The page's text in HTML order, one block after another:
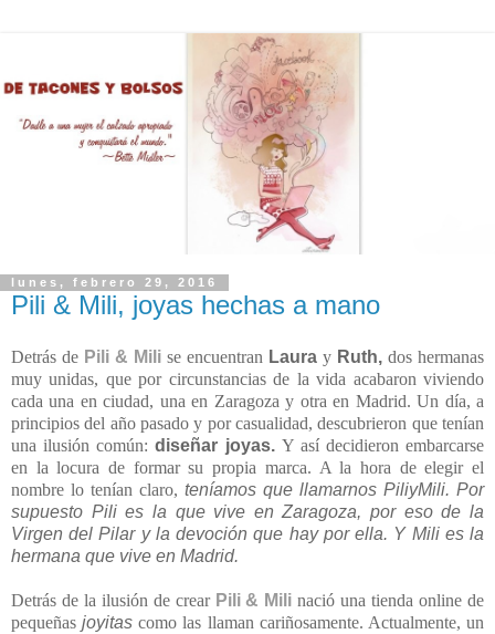
lunes, febrero 29, 2016
Pili & Mili, joyas hechas a mano
Detrás de Pili & Mili se encuentran Laura y Ruth, dos hermanas
muy unidas, que por circunstancias de la vida acabaron viviendo
cada una en ciudad, una en Zaragoza y otra en Madrid. Un día, a
principios del año pasado y por casualidad, descubrieron que tenían
una ilusión común:diseñar joyas. Y así decidieron embarcarse
en la locura de formar su propia marca. A la hora de elegir el
nombre lo tenían claro, teníamos que llamarnos PiliyMili. Por
supuesto Pili es la que vive en Zaragoza, por eso de la
Virgen del Pilar y la devoción que hay por ella. Y Mili es la
hermana que vive en Madrid.
Detrás de la ilusión de crear Pili & Mili nació una tienda online de
pequeñasjoyitas como las llaman cariñosamente. Actualmente, un